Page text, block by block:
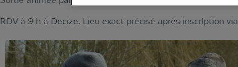
RDV à 9 h à Decize. Lieu exact précisé après inscrlption via